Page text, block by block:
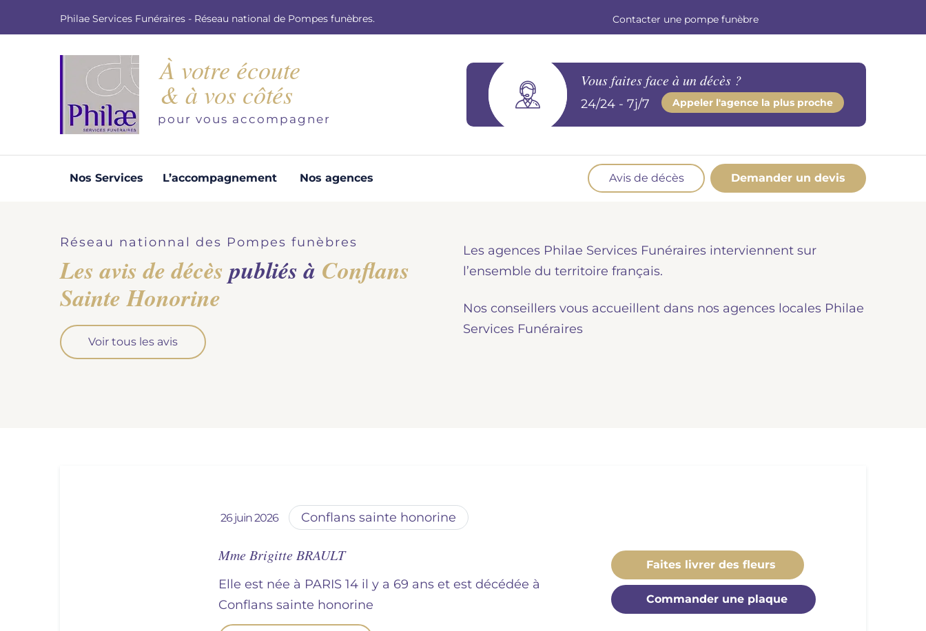
Philae Services Funéraires - Réseau national de Pompes funèbres. Contacter une pompe funèbre
À votre écoute
& à vos côtés
pour vous accompagner
Vous faites face à un décès ?
24/24 - 7j/7 Appeler l'agence la plus proche
Nos Services L’accompagnement Nos agences Avis de décès Demander un devis
Demandez votre devis pour l'organisation
d'obsèques, nos équipe s'engage à vous
répondre dans les meilleurs délais.
Demander un devis obsèques
soulager vos proches pour l'organisation de la
cérémonie. Nous vous accompagnons.
Demander un devis prévoyance
marbrerie pour accompagner l'hommage du
défunt. Découvrez nos gammes spécialisées.
Demander un devis marbrerie
Réseau nationnal des Pompes funèbres
Les avis de décèspubliés à Conflans
Sainte Honorine
Voir tous les avis
Les agences Philae Services Funéraires interviennent sur
l’ensemble du territoire français.
Nos conseillers vous accueillent dans nos agences locales Philae
Services Funéraires
26 juin 2026 conflans sainte honorine
Mme Brigitte BRAULT
Elle est née à PARIS 14 il y a 69 ans et est décédée à
conflans sainte honorine
Faites livrer des fleurs
Commander une plaque